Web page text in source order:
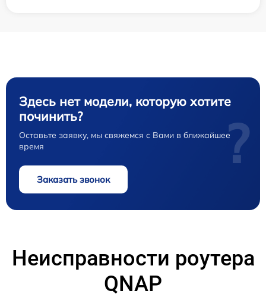
Здесь нет модели, которую хотите
починить?
Оставьте заявку, мы свяжемся с Вами в ближайшее
время
Заказать звонок
?
Неисправности роутера
QNAP